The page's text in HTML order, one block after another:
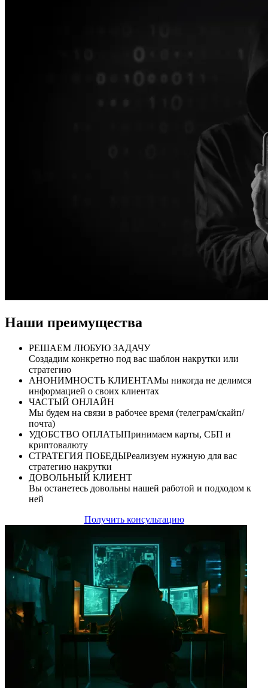
Наши преимущества
РЕШАЕМ ЛЮБУЮ ЗАДАЧУ
Создадим конкретно под вас шаблон накрутки или
стратегию
АНОНИМНОСТЬ КЛИЕНТАМы никогда не делимся
информацией о своих клиентах
ЧАСТЫЙ ОНЛАЙН
Мы будем на связи в рабочее время (телеграм/скайп/
почта)
УДОБСТВО ОПЛАТЫПринимаем карты, СБП и
криптовалюту
СТРАТЕГИЯ ПОБЕДЫРеализуем нужную для вас
стратегию накрутки
ДОВОЛЬНЫЙ КЛИЕНТ
Вы останетесь довольны нашей работой и подходом к
ней
Получить консультацию